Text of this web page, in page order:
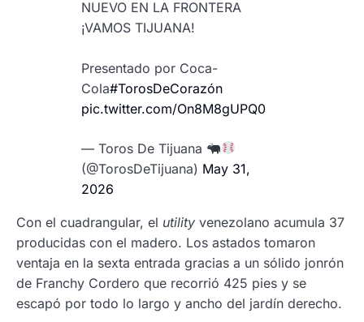
NUEVO EN LA FRONTERA
¡VAMOS TIJUANA!
Presentado por Coca-
Cola#TorosDeCorazón
pic.twitter.com/On8M8gUPQ0
— Toros De Tijuana
(@TorosDeTijuana) May 31,
2026
Con el cuadrangular, el utility venezolano acumula 37
producidas con el madero. Los astados tomaron
ventaja en la sexta entrada gracias a un sólido jonrón
de Franchy Cordero que recorrió 425 pies y se
escapó por todo lo largo y ancho del jardín derecho.